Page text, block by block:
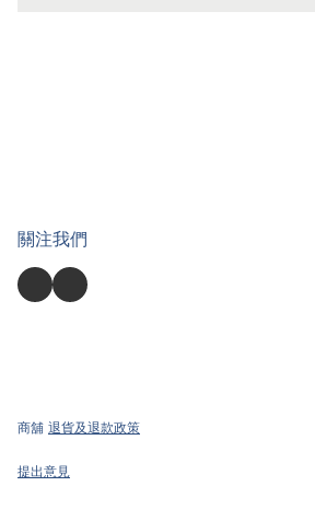
關注我們
商舖 退貨及退款政策
提出意見